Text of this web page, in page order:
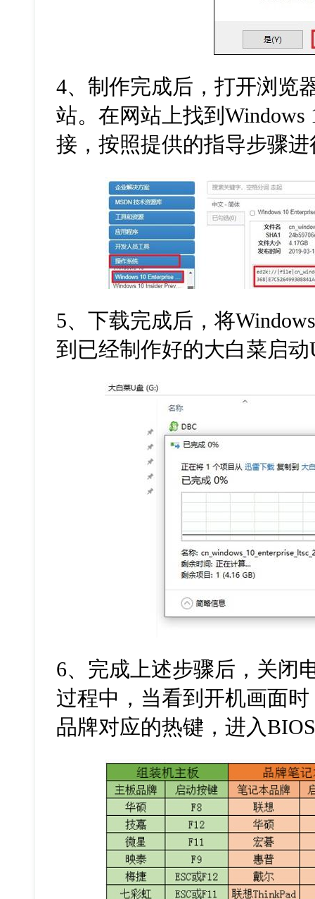
4、制作完成后，打开浏览
站。在网站上找到Windows
接，按照提供的指导步骤
5、下载完成后，将
到已经制作好的大白菜启动
6、完成上述步骤后，关闭
过程中，当看到开机画面
品牌对应的热键，进入